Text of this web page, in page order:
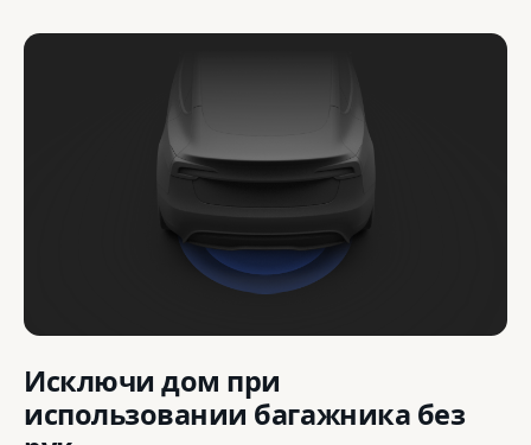
Исключи дом при
использовании багажника без